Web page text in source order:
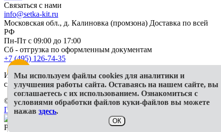
Связаться с нами
info@setka-kit.ru
Московская обл., д. Калиновка (промзона) Доставка по всей
РФ
Пн-Пт с 09:00 до 17:00
Сб - отгрузка по оформленным документам
+7 (495) 126-74-35
Информация, представленная на сайте, в исключительных
случаях может отличаться от действительности
© 2026 ООО "Гранд КИТ"
Политика конфиденциальности
Разработка и продвижение
Мы используем файлы cookies для аналитики и
улучшения работы сайта. Оставаясь на нашем сайте, вы
соглашаетесь с их использованием. Ознакомиться с
условиями обработки файлов куки-файлов вы можете
нажавздесь.
ОК